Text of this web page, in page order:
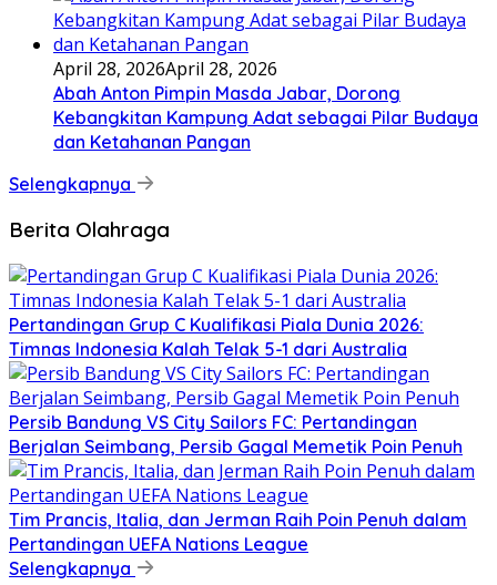
April 28, 2026April 28, 2026
Abah Anton Pimpin Masda Jabar, Dorong
Kebangkitan Kampung Adat sebagai Pilar Budaya
dan Ketahanan Pangan
Selengkapnya
Berita Olahraga
Pertandingan Grup C Kualifikasi Piala Dunia 2026:
Timnas Indonesia Kalah Telak 5-1 dari Australia
Persib Bandung VS City Sailors FC: Pertandingan
Berjalan Seimbang, Persib Gagal Memetik Poin Penuh
Tim Prancis, Italia, dan Jerman Raih Poin Penuh dalam
Pertandingan UEFA Nations League
Selengkapnya